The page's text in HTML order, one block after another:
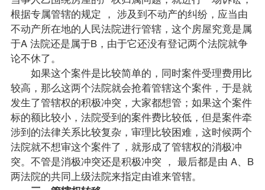
根据专属管辖的规定 ， 涉及到不动产的纠纷，应当由
不动产所在地的人民法院进行管辖，这个房屋究竟是属
于A 法院还是属于B，由于它还没有登记两个法院就争
论不休了。
如果这个案件是比较简单的，同时案件受理费用比
较高，那么这两个法院就会抢着管辖这个案件，于是就
发生了管辖权的积极冲突，大家都想管；如果这个案件
标的额比较小，法院受到的案件费比较低，但是案件牵
涉到的法律关系比较复杂，审理比较困难，这时候两个
法院就不想审这个案件了，就形成了管辖权的消极冲
突。不管是消极冲突还是积极冲突 ， 最后都是由 A、B
两法院的共同上级法院来指定由谁来管辖。